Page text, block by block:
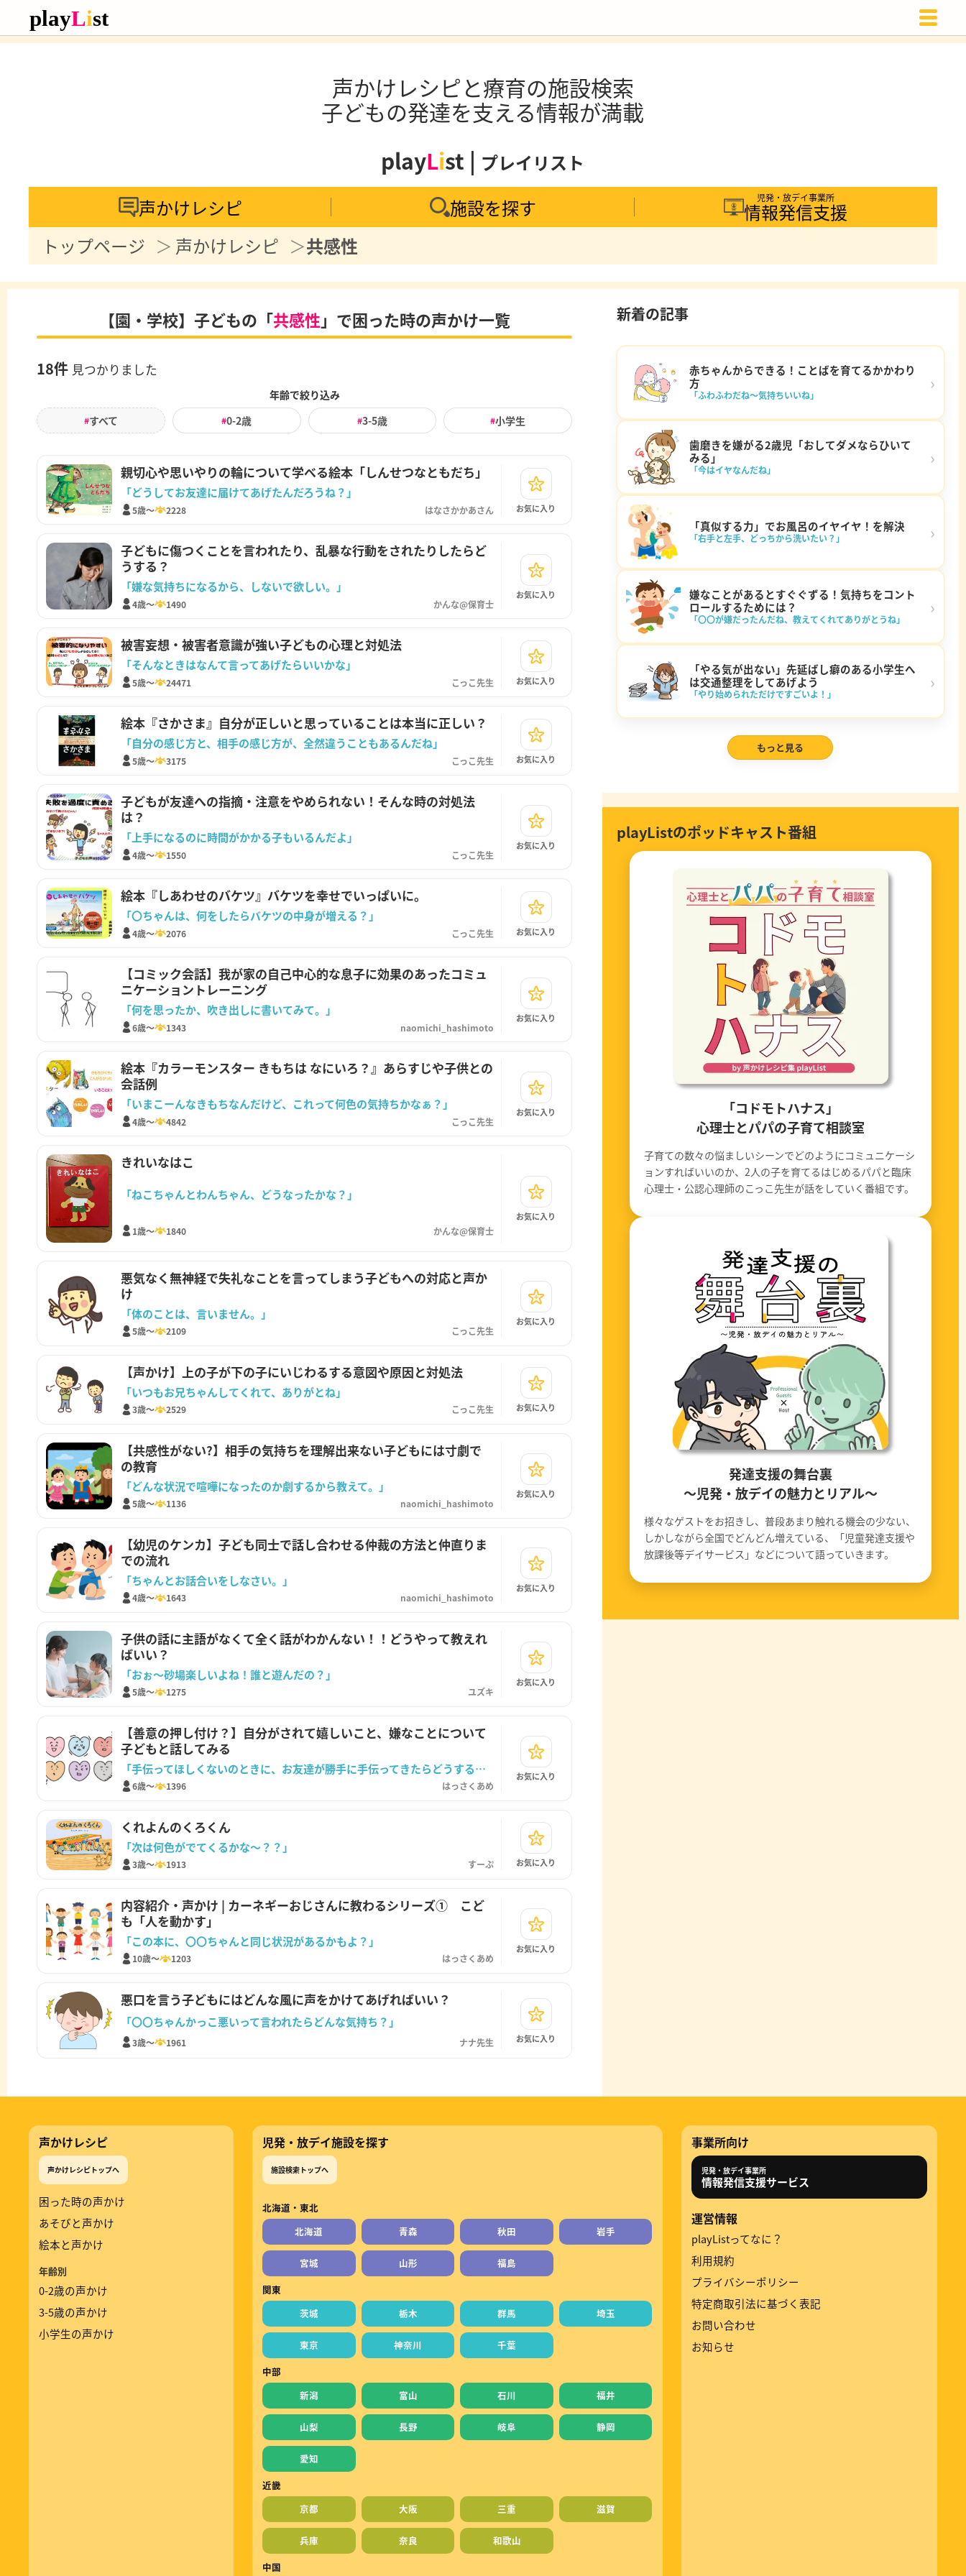
声かけレシピと療育の施設検索
子どもの発達を支える情報が満載
playList | プレイリスト
声かけレシピ
施設を探す 児発・放デイ事業所
情報発信支援
トップページ
声かけレシピ 共感性
【園・学校】子どもの「共感性」で困った時の声かけ一覧
18件 見つかりました
年齢で絞り込み
#すべて #0-2歳 #3-5歳 #小学生
親切心や思いやりの輪について学べる絵本「しんせつなともだち」
「どうしてお友達に届けてあげたんだろうね？」
5歳～ 2228 はなさかかあさん お気に入り
子どもに傷つくことを言われたり、乱暴な行動をされたりしたらど
うする？
「嫌な気持ちになるから、しないで欲しい。」
4歳～ 1490 かんな@保育士
お気に入り
被害妄想・被害者意識が強い子どもの心理と対処法
「そんなときはなんて言ってあげたらいいかな」
5歳～ 24471 こっこ先生 お気に入り
絵本『さかさま』自分が正しいと思っていることは本当に正しい？
「自分の感じ方と、相手の感じ方が、全然違うこともあるんだね」
5歳～ 3175 こっこ先生 お気に入り
子どもが友達への指摘・注意をやめられない！そんな時の対処法
は？
「上手になるのに時間がかかる子もいるんだよ」
4歳～ 1550 こっこ先生
お気に入り
絵本『しあわせのバケツ』バケツを幸せでいっぱいに。
「〇ちゃんは、何をしたらバケツの中身が増える？」
4歳～ 2076 こっこ先生 お気に入り
【コミック会話】我が家の自己中心的な息子に効果のあったコミュ
ニケーショントレーニング
「何を思ったか、吹き出しに書いてみて。」
6歳～ 1343 naomichi_hashimoto
お気に入り
絵本『カラーモンスター きもちは なにいろ？』あらすじや子供との
会話例
「いまこーんなきもちなんだけど、これって何色の気持ちかなぁ？」
4歳～ 4842 こっこ先生
お気に入り
きれいなはこ
「ねこちゃんとわんちゃん、どうなったかな？」
1歳～ 1840 かんな@保育士
お気に入り
悪気なく無神経で失礼なことを言ってしまう子どもへの対応と声か
け
「体のことは、言いません。」
5歳～ 2109 こっこ先生
お気に入り
【声かけ】上の子が下の子にいじわるする意図や原因と対処法
「いつもお兄ちゃんしてくれて、ありがとね」
3歳～ 2529 こっこ先生 お気に入り
【共感性がない?】相手の気持ちを理解出来ない子どもには寸劇で
の教育
「どんな状況で喧嘩になったのか劇するから教えて。」
5歳～ 1136 naomichi_hashimoto
お気に入り
【幼児のケンカ】子ども同士で話し合わせる仲裁の方法と仲直りま
での流れ
「ちゃんとお話合いをしなさい。」
4歳～ 1643 naomichi_hashimoto
お気に入り
子供の話に主語がなくて全く話がわかんない！！どうやって教えれ
ばいい？
「おぉ～砂場楽しいよね！誰と遊んだの？」
5歳～ 1275 ユズキ
お気に入り
【善意の押し付け？】自分がされて嬉しいこと、嫌なことについて
子どもと話してみる
「手伝ってほしくないのときに、お友達が勝手に手伝ってきたらどうする？」
6歳～ 1396 はっさくあめ
お気に入り
くれよんのくろくん
「次は何色がでてくるかな〜？？」
3歳～ 1913 すーぷ お気に入り
内容紹介・声かけ | カーネギーおじさんに教わるシリーズ① こど
も「人を動かす」
「この本に、〇〇ちゃんと同じ状況があるかもよ？」
10歳～ 1203 はっさくあめ
お気に入り
悪口を言う子どもにはどんな風に声をかけてあげればいい？
「〇〇ちゃんかっこ悪いって言われたらどんな気持ち？」
3歳～ 1961 ナナ先生 お気に入り
新着の記事
赤ちゃんからできる！ことばを育てるかかわり
方
「ふわふわだね～気持ちいいね」
›
歯磨きを嫌がる2歳児「おしてダメならひいて
みる」
「今はイヤなんだね」
›
「真似する力」でお風呂のイヤイヤ！を解決
「右手と左手、どっちから洗いたい？」 ›
嫌なことがあるとすぐぐずる！気持ちをコント
ロールするためには？
「〇〇が嫌だったんだね、教えてくれてありがとうね」
›
「やる気が出ない」先延ばし癖のある小学生へ
は交通整理をしてあげよう
「やり始められただけですごいよ！」
›
もっと見る
playListのポッドキャスト番組
「コドモトハナス」
心理士とパパの子育て相談室
子育ての数々の悩ましいシーンでどのようにコミュニケーシ
ョンすればいいのか、2人の子を育てるはじめるパパと臨床
心理士・公認心理師のこっこ先生が話をしていく番組です。
発達支援の舞台裏
〜児発・放デイの魅力とリアル〜
様々なゲストをお招きし、普段あまり触れる機会の少ない、
しかしながら全国でどんどん増えている、「児童発達支援や
放課後等デイサービス」などについて語っていきます。
声かけレシピ
声かけレシピトップへ
困った時の声かけ
あそびと声かけ
絵本と声かけ
年齢別
0-2歳の声かけ
3-5歳の声かけ
小学生の声かけ
児発・放デイ施設を探す
施設検索トップへ
北海道・東北
北海道
青森 秋田 岩手
宮城 山形
福島
関東
茨城
栃木 群馬 埼玉
東京 神奈川
千葉
中部
新潟
富山 石川 福井
山梨 長野 岐阜 静岡
愛知
近畿
京都
大阪 三重 滋賀
兵庫 奈良
和歌山
中国
事業所向け
児発・放デイ事業所
情報発信支援サービス
運営情報
playListってなに？
利用規約
プライバシーポリシー
特定商取引法に基づく表記
お問い合わせ
お知らせ